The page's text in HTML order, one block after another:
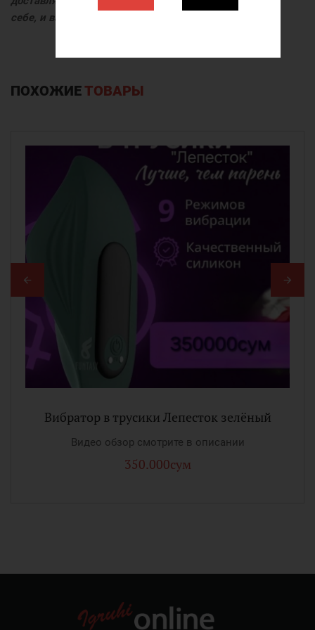
себе, и вашему партнёру во время близости.
ПОХОЖИЕТОВАРЫ
Вибратор в трусики Лепесток зелёный
Видео обзор смотрите в описании
350.000сум